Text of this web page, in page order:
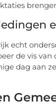
echt
de vis
dag aan